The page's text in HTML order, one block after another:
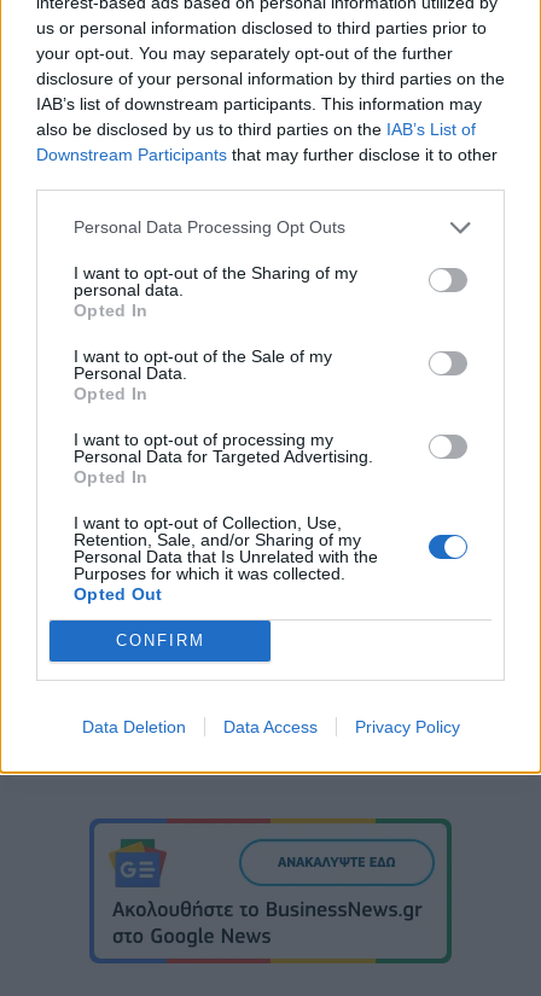
us or personal information disclosed to third parties prior to
your opt-out. You may separately opt-out of the further
disclosure of your personal information by third parties on the
IAB’s list of downstream participants. This information may
also be disclosed by us to third parties on the IAB’s List of
Downstream Participants that may further disclose it to other
Personal Data Processing Opt Outs
I want to opt-out of the Sharing of my
personal data.
Opted In
I want to opt-out of the Sale of my
Personal Data.
Opted In
I want to opt-out of processing my
Personal Data for Targeted Advertising.
Opted In
I want to opt-out of Collection, Use,
Retention, Sale, and/or Sharing of my
Personal Data that Is Unrelated with the
Purposes for which it was collected.
Opted Out
CONFIRM
Data Deletion Data Access Privacy Policy
Καπέλα Pirelli που πουλήθηκαν: 13.580
Η ΦΙΛΟΞΕΝΙΑ ΤΗΣPIRELLIΤΟ 2017
Γεύματα στο χώρο φιλοξενίας της Pirelli (των δοκιμών
συμπεριλαμβανομένων): 15.900
Λίτρα νερού που καταναλώθηκαν: 14.400
Μακαρόνια που μαγειρεύτηκαν από τον σεφ της Pirelli:
870kg
Παρμεζάνα που χρησιμοποιήθηκε:120 kg
Κιλά προσούτο που φαγώθηκαν:
Αριθμός διαφορετικών γλυκών που φτιάχτηκαν:
Παγωτά που καταναλώθηκαν:
Λίτρα ελαιόλαδου:520
PIRELLI